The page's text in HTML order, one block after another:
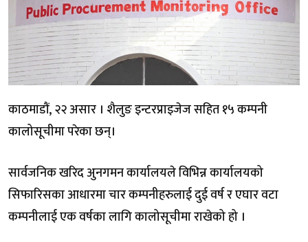
काठमाडौं, २२ असार । शैलुङ इन्टरप्राइजेज सहित १५ कम्पनी
कालोसूचीमा परेका छन्।
सार्वजनिक खरिद अुनगमन कार्यालयले विभिन्न कार्यालयको
सिफारिसका आधारमा चार कम्पनीहरुलाई दुई वर्ष र एघार वटा
कम्पनीलाई एक वर्षका लागि कालोसूचीमा राखेको हो ।